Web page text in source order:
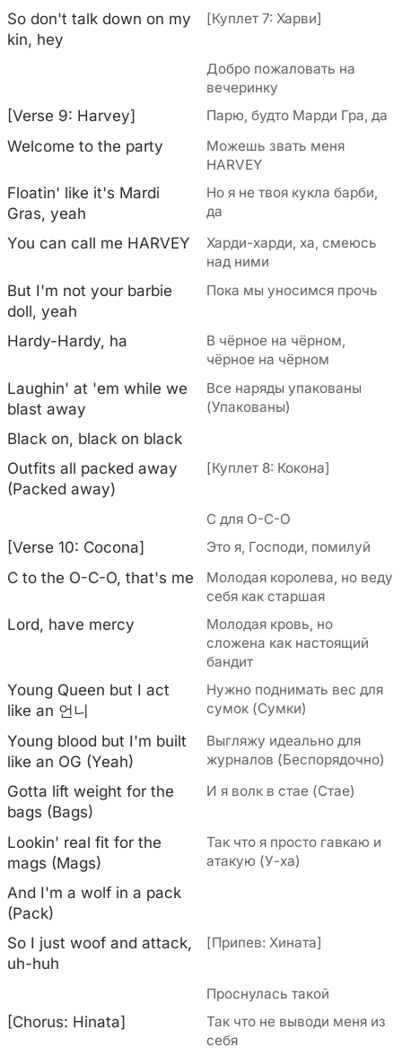
So don't talk down on my
kin, hey
[Куплет 7: Харви]
Добро пожаловать на
вечеринку
[Verse 9: Harvey] Парю, будто Марди Гра, да
Welcome to the party
Можешь звать меня
HARVEY
Floatin' like it's Mardi
Gras, yeah
Но я не твоя кукла барби,
да
You can call me HARVEY
Харди-харди, ха, смеюсь
над ними
But I'm not your barbie
doll, yeah
Пока мы уносимся прочь
Hardy-Hardy, ha
В чёрное на чёрном,
чёрное на чёрном
Laughin' at 'em while we
blast away
Все наряды упакованы
(Упакованы)
Black on, black on black
Outfits all packed away
(Packed away)
[Куплет 8: Кокона]
C для O-C-O
[Verse 10: Cocona] Это я, Господи, помилуй
C to the O-C-O, that's me
Молодая королева, но веду
себя как старшая
Lord, have mercy
Молодая кровь, но
сложена как настоящий
бандит
Young Queen but I act
like an 언니
Нужно поднимать вес для
сумок (Сумки)
Young blood but I'm built
like an OG (Yeah)
Выгляжу идеально для
журналов (Беспорядочно)
Gotta lift weight for the
bags (Bags)
И я волк в стае (Стае)
Lookin' real fit for the
mags (Mags)
Так что я просто гавкаю и
атакую (У-ха)
And I'm a wolf in a pack
(Pack)
So I just woof and attack,
uh-huh
[Припев: Хината]
Проснулась такой
[Chorus: Hinata]
Так что не выводи меня из
себя